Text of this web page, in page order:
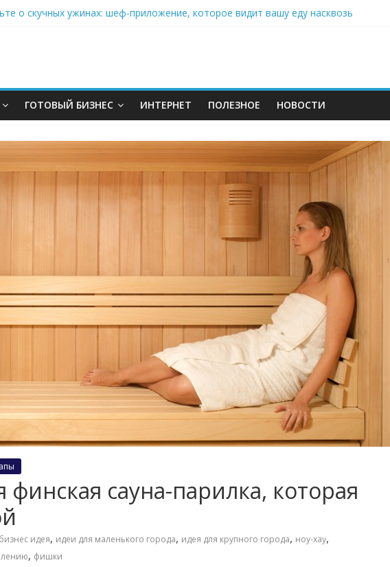
о скучных ужинах: шеф-приложение, которое видит вашу еду насквозь
ГОТОВЫЙ БИЗНЕС ИНТЕРНЕТ ПОЛЕЗНОЕ НОВОСТИ
сауна-парилка, которая
бизнес идея, идеи для маленького города, идея для крупного города, ноу-хау,
, фишки